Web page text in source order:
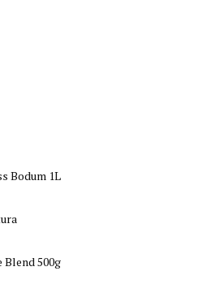
Bodum 1L
Blend 500g